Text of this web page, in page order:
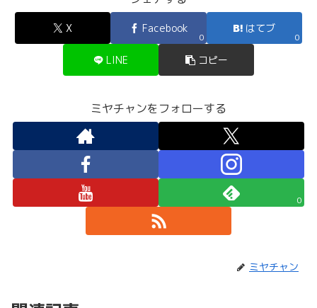
X Facebook
0
はてブ
0
LINE コピー
ミヤチャンをフォローする
0
ミヤチャン